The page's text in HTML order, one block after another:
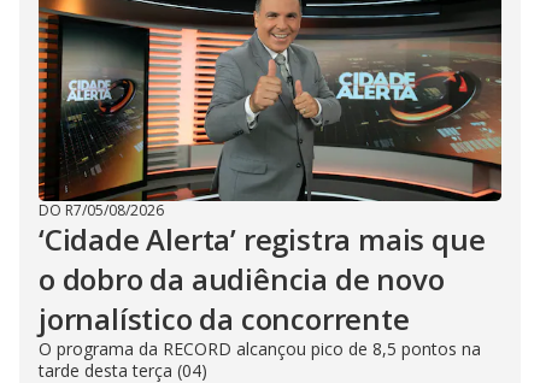
DO R7/05/08/2026
‘Cidade Alerta’ registra mais que
o dobro da audiência de novo
jornalístico da concorrente
O programa da RECORD alcançou pico de 8,5 pontos na
tarde desta terça (04)